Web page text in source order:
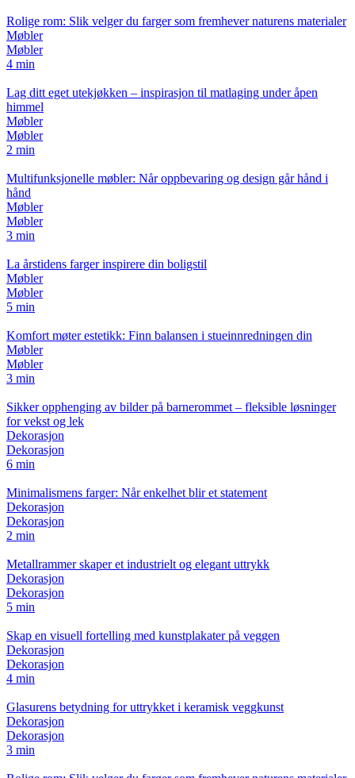
Rolige rom: Slik velger du farger som fremhever naturens materialer
Møbler
Møbler
4 min
Lag ditt eget utekjøkken – inspirasjon til matlaging under åpen
himmel
Møbler
Møbler
2 min
Multifunksjonelle møbler: Når oppbevaring og design går hånd i
hånd
Møbler
Møbler
3 min
La årstidens farger inspirere din boligstil
Møbler
Møbler
5 min
Komfort møter estetikk: Finn balansen i stueinnredningen din
Møbler
Møbler
3 min
Sikker opphenging av bilder på barnerommet – fleksible løsninger
for vekst og lek
Dekorasjon
Dekorasjon
6 min
Minimalismens farger: Når enkelhet blir et statement
Dekorasjon
Dekorasjon
2 min
Metallrammer skaper et industrielt og elegant uttrykk
Dekorasjon
Dekorasjon
5 min
Skap en visuell fortelling med kunstplakater på veggen
Dekorasjon
Dekorasjon
4 min
Glasurens betydning for uttrykket i keramisk veggkunst
Dekorasjon
Dekorasjon
3 min